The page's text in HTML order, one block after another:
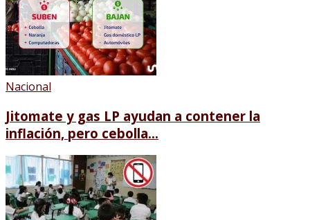
Nacional
Jitomate y gas LP ayudan a contener la
inflación, pero cebolla...